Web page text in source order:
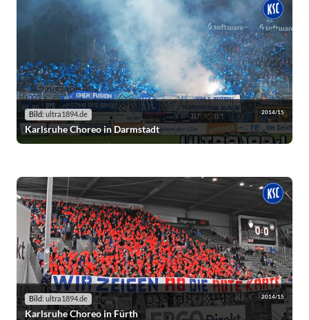
Bild: ultra1894.de 2014/15
Karlsruhe Choreo in Darmstadt
Bild: ultra1894.de 2014/15
Karlsruhe Choreo in Fürth